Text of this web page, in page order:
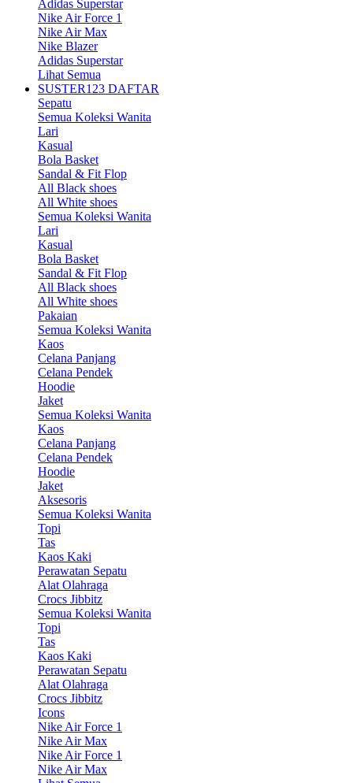
Adidas Superstar
Nike Air Force 1
Nike Air Max
Nike Blazer
Adidas Superstar
Lihat Semua
SUSTER123 DAFTAR
Sepatu
Semua Koleksi Wanita
Lari
Kasual
Bola Basket
Sandal & Fit Flop
All Black shoes
All White shoes
Semua Koleksi Wanita
Lari
Kasual
Bola Basket
Sandal & Fit Flop
All Black shoes
All White shoes
Pakaian
Semua Koleksi Wanita
Kaos
Celana Panjang
Celana Pendek
Hoodie
Jaket
Semua Koleksi Wanita
Kaos
Celana Panjang
Celana Pendek
Hoodie
Jaket
Aksesoris
Semua Koleksi Wanita
Topi
Tas
Kaos Kaki
Perawatan Sepatu
Alat Olahraga
Crocs Jibbitz
Semua Koleksi Wanita
Topi
Tas
Kaos Kaki
Perawatan Sepatu
Alat Olahraga
Crocs Jibbitz
Icons
Nike Air Force 1
Nike Air Max
Nike Air Force 1
Nike Air Max